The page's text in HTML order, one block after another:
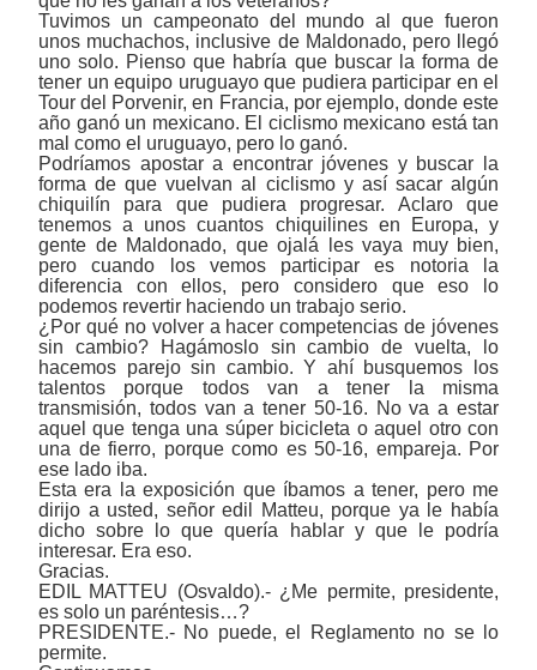
Tuvimos un campeonato del mundo al que fueron
unos muchachos, inclusive de Maldonado, pero llegó
uno solo. Pienso que habría que buscar la forma de
tener un equipo uruguayo que pudiera participar en el
Tour del Porvenir, en Francia, por ejemplo, donde este
año ganó un mexicano. El ciclismo mexicano está tan
mal como el uruguayo, pero lo ganó.
Podríamos apostar a encontrar jóvenes y buscar la
forma de que vuelvan al ciclismo y así sacar algún
chiquilín para que pudiera progresar. Aclaro que
tenemos a unos cuantos chiquilines en Europa, y
gente de Maldonado, que ojalá les vaya muy bien,
pero cuando los vemos participar es notoria la
diferencia con ellos, pero considero que eso lo
podemos revertir haciendo un trabajo serio.
¿Por qué no volver a hacer competencias de jóvenes
sin cambio? Hagámoslo sin cambio de vuelta, lo
hacemos parejo sin cambio. Y ahí busquemos los
talentos porque todos van a tener la misma
transmisión, todos van a tener 50-16. No va a estar
aquel que tenga una súper bicicleta o aquel otro con
una de fierro, porque como es 50-16, empareja. Por
ese lado iba.
Esta era la exposición que íbamos a tener, pero me
dirijo a usted, señor edil Matteu, porque ya le había
dicho sobre lo que quería hablar y que le podría
interesar. Era eso.
Gracias.
EDIL MATTEU (Osvaldo).- ¿Me permite, presidente,
es solo un paréntesis…?
PRESIDENTE.- No puede, el Reglamento no se lo
permite.